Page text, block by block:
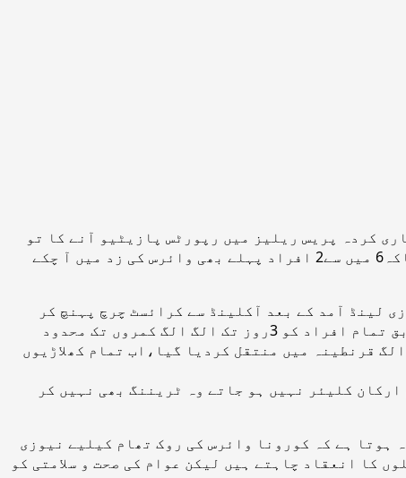
بورڈ کی جانب سے جاری کردہ پریس ریلیز میں رپورٹس پازیٹیو آنے کا تو
بتایا گیا لیکن یہ واضح نہیں کہ ان میں سے کتنے کرکٹرز یا کوچنگ اسٹاف کے افراد ہیں، یہ ضرور آگاہ کیا گیاکہ6 میں سے2 افراد پہلے بھی وائرس کی زد میں آ چکے
کہ پاکستانی اسکواڈ نے نیوزی لینڈ آمد کے بعد آکلینڈ سے کرائسٹ چرچ پہنچ کر
نواح میں واقع لنکن یونیورسٹی کے علاقہ میں ڈیرے ڈالے،مقامی حکومت کی جانب سے وضع کردہ ایس او پیز کے مطابق تمام افراد کو 3روز تک الگ الگ کمروں تک محدود
انھیں اب باقی اسکواڈ سے الگ قرنطینہ میں منتقل کردیا گیا،اب تمام کھلاڑیوں
کلیئر نہیں ہو جاتے وہ ٹریننگ بھی نہیں کر
ہوتا ہے کہ کورونا وائرس کی روک تھام کیلیے نیوزی
کا انعقاد چاہتے ہیں لیکن عوام کی صحت و سلامتی کو